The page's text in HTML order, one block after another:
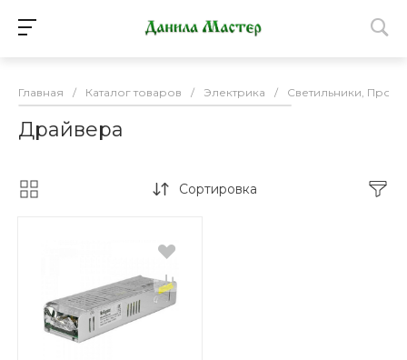
Главная / Каталог товаров / Электрика / Светильники,
Драйвера
Сортировка